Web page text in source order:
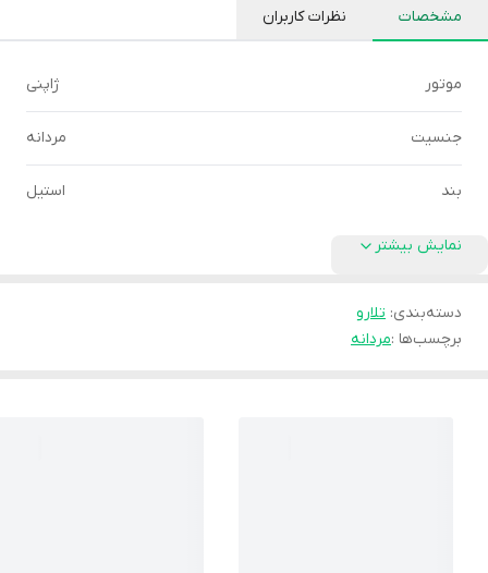
مشخصات نظرات کاربران
موتور ژاپنی
جنسیت مردانه
بند استیل
نمایش بیشتر
دسته‌بندی: تلارو
برچسب‌ها :مردانه